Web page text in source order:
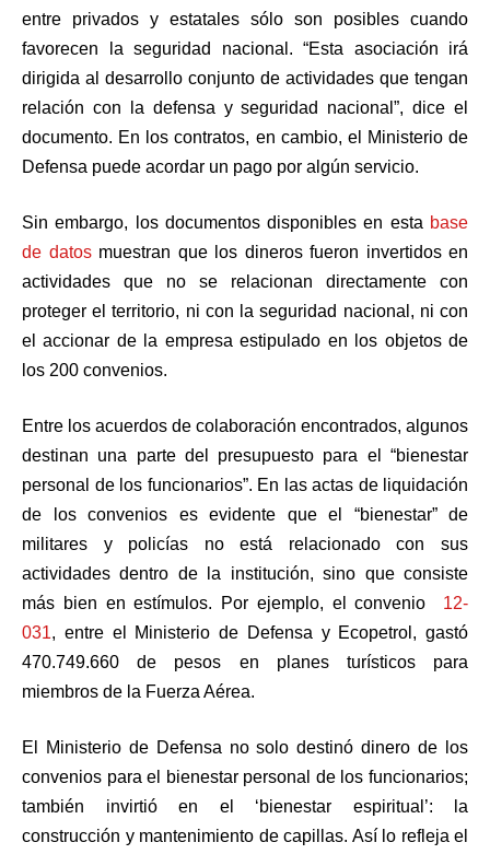
entre privados y estatales sólo son posibles cuando
favorecen la seguridad nacional. “Esta asociación irá
dirigida al desarrollo conjunto de actividades que tengan
relación con la defensa y seguridad nacional”, dice el
documento. En los contratos, en cambio, el Ministerio de
Defensa puede acordar un pago por algún servicio.
Sin embargo, los documentos disponibles en esta base
de datosmuestran que los dineros fueron invertidos en
actividades que no se relacionan directamente con
proteger el territorio, ni con la seguridad nacional, ni con
el accionar de la empresa estipulado en los objetos de
los 200 convenios.
Entre los acuerdos de colaboración encontrados, algunos
destinan una parte del presupuesto para el “bienestar
personal de los funcionarios”. En las actas de liquidación
de los convenios es evidente que el “bienestar” de
militares y policías no está relacionado con sus
actividades dentro de la institución, sino que consiste
más bien en estímulos. Por ejemplo, el convenio 12-
031, entre el Ministerio de Defensa y Ecopetrol, gastó
470.749.660 de pesos en planes turísticos para
miembros de la Fuerza Aérea.
El Ministerio de Defensa no solo destinó dinero de los
convenios para el bienestar personal de los funcionarios;
también invirtió en el ‘bienestar espiritual’: la
construcción y mantenimiento de capillas. Así lo refleja el